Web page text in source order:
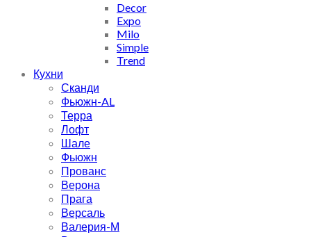
Decor
Expo
Milo
Simple
Trend
Кухни
Сканди
Фьюжн-AL
Терра
Лофт
Шале
Фьюжн
Прованс
Верона
Прага
Версаль
Валерия-М